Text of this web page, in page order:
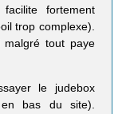
fortement
trop complexe).
malgré tout paye
le judebox
en bas du site).